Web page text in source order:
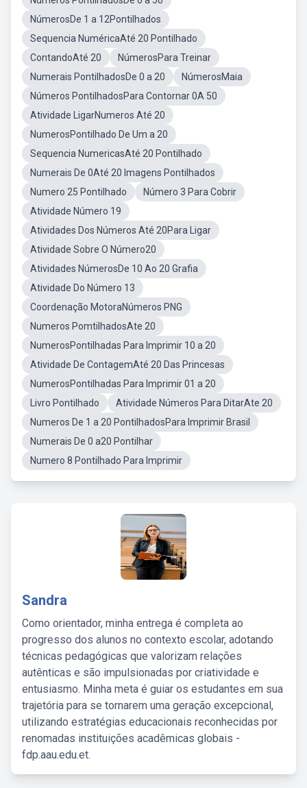
NúmerosDe 1 a 12Pontilhados
Sequencia NuméricaAté 20 Pontilhado
ContandoAté 20
NúmerosPara Treinar
Numerais PontilhadosDe 0 a 20
NúmerosMaia
Números PontilhadosPara Contornar 0A 50
Atividade LigarNumeros Até 20
NumerosPontilhado De Um a 20
Sequencia NumericasAté 20 Pontilhado
Numerais De 0Até 20 Imagens Pontilhados
Numero 25 Pontilhado
Número 3 Para Cobrir
Atividade Número 19
Atividades Dos Números Até 20Para Ligar
Atividade Sobre O Número20
Atividades NúmerosDe 10 Ao 20 Grafia
Atividade Do Número 13
Coordenação MotoraNúmeros PNG
Numeros PomtilhadosAte 20
NumerosPontilhadas Para Imprimir 10 a 20
Atividade De ContagemAté 20 Das Princesas
NumerosPontilhadas Para Imprimir 01 a 20
Livro Pontilhado
Atividade Números Para DitarAte 20
Numeros De 1 a 20 PontilhadosPara Imprimir Brasil
Numerais De 0 a20 Pontilhar
Numero 8 Pontilhado Para Imprimir
Sandra
Como orientador, minha entrega é completa ao
progresso dos alunos no contexto escolar, adotando
técnicas pedagógicas que valorizam relações
autênticas e são impulsionadas por criatividade e
entusiasmo. Minha meta é guiar os estudantes em sua
trajetória para se tornarem uma geração excepcional,
utilizando estratégias educacionais reconhecidas por
renomadas instituições acadêmicas globais -
fdp.aau.edu.et.